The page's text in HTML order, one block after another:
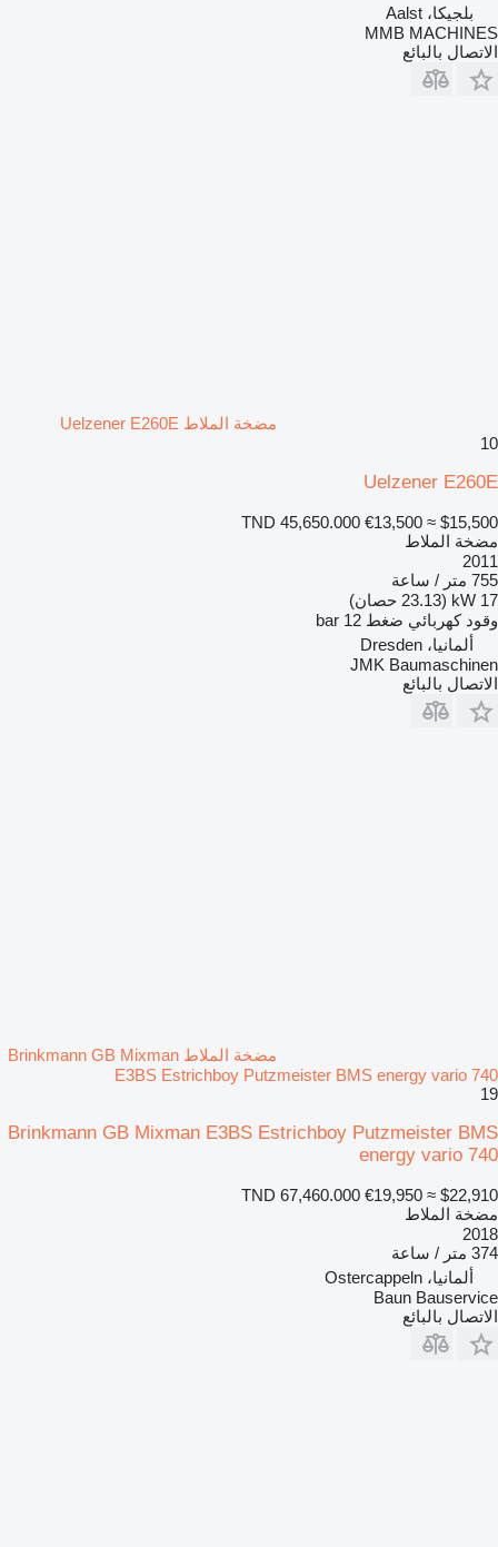
بلجيكا، Aalst
MMB MACHINES
الاتصال بالبائع
مضخة الملاط Uelzener E260E
10
Uelzener E260E
TND 45,650.000 €13,500 ≈ $15,500
مضخة الملاط
2011
755 متر / ساعة
17 kW (23.13 حصان)
وقود كهربائي ضغط 12 bar
ألمانيا، Dresden
JMK Baumaschinen
الاتصال بالبائع
مضخة الملاط Brinkmann GB Mixman
E3BS Estrichboy Putzmeister BMS energy vario 740
19
Brinkmann GB Mixman E3BS Estrichboy Putzmeister BMS
energy vario 740
TND 67,460.000 €19,950 ≈ $22,910
مضخة الملاط
2018
374 متر / ساعة
ألمانيا، Ostercappeln
Baun Bauservice
الاتصال بالبائع